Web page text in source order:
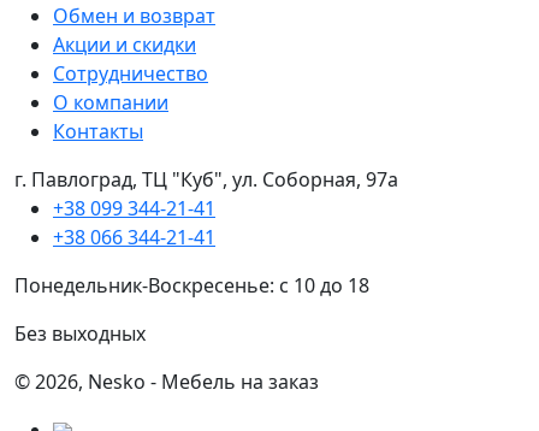
Обмен и возврат
Акции и скидки
Сотрудничество
О компании
Контакты
г. Павлоград, ТЦ "Куб", ул. Соборная, 97а
+38 099 344-21-41
+38 066 344-21-41
Понедельник-Воскресенье: с 10 до 18
Без выходных
© 2026, Nesko - Мебель на заказ